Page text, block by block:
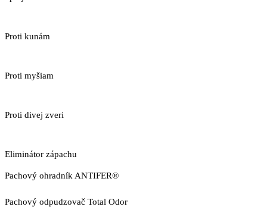
Proti kunám
Proti myšiam
Proti divej zveri
Eliminátor zápachu
Pachový ohradník ANTIFER®
Pachový odpudzovač Total Odor